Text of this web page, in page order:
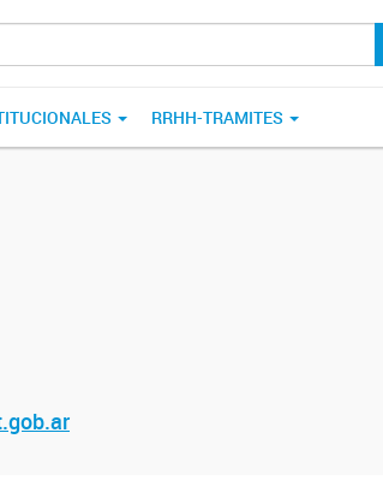
RRHH-TRAMITES
ar